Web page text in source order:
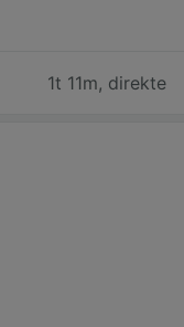
1t 11m, direkte